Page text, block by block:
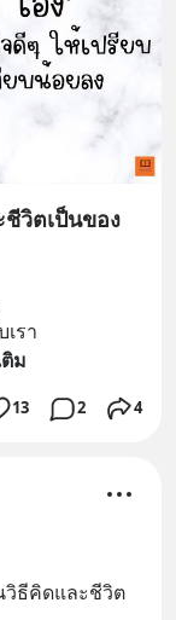
วิตเป็นของ
รา
ม
13 2 4
วิธีคิดและชีวิต